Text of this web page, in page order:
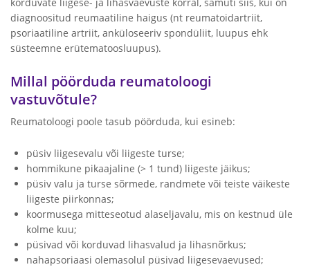
diagnoositud reumaatiline haigus (nt reumatoidartriit,
psoriaatiline artriit, anküloseeriv spondüliit, luupus ehk
süsteemne erütematoosluupus).
Millal pöörduda reumatoloogi
vastuvõtule?
Reumatoloogi poole tasub pöörduda, kui esineb:
püsiv liigesevalu või liigeste turse;
hommikune pikaajaline (> 1 tund) liigeste jäikus;
püsiv valu ja turse sõrmede, randmete või teiste väikeste
liigeste piirkonnas;
koormusega mitteseotud alaseljavalu, mis on kestnud üle
kolme kuu;
püsivad või korduvad lihasvalud ja lihasnõrkus;
nahapsoriaasi olemasolul püsivad liigesevaevused;